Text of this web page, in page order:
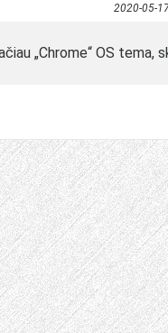
2020-05-
„Chrome“ OS tema,